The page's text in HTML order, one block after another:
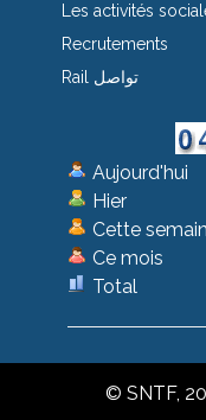
Les activités
Recrutements
Rail تواصل
Aujourd'hui
Hier
Cette
Ce mois
Total
© SNTF,